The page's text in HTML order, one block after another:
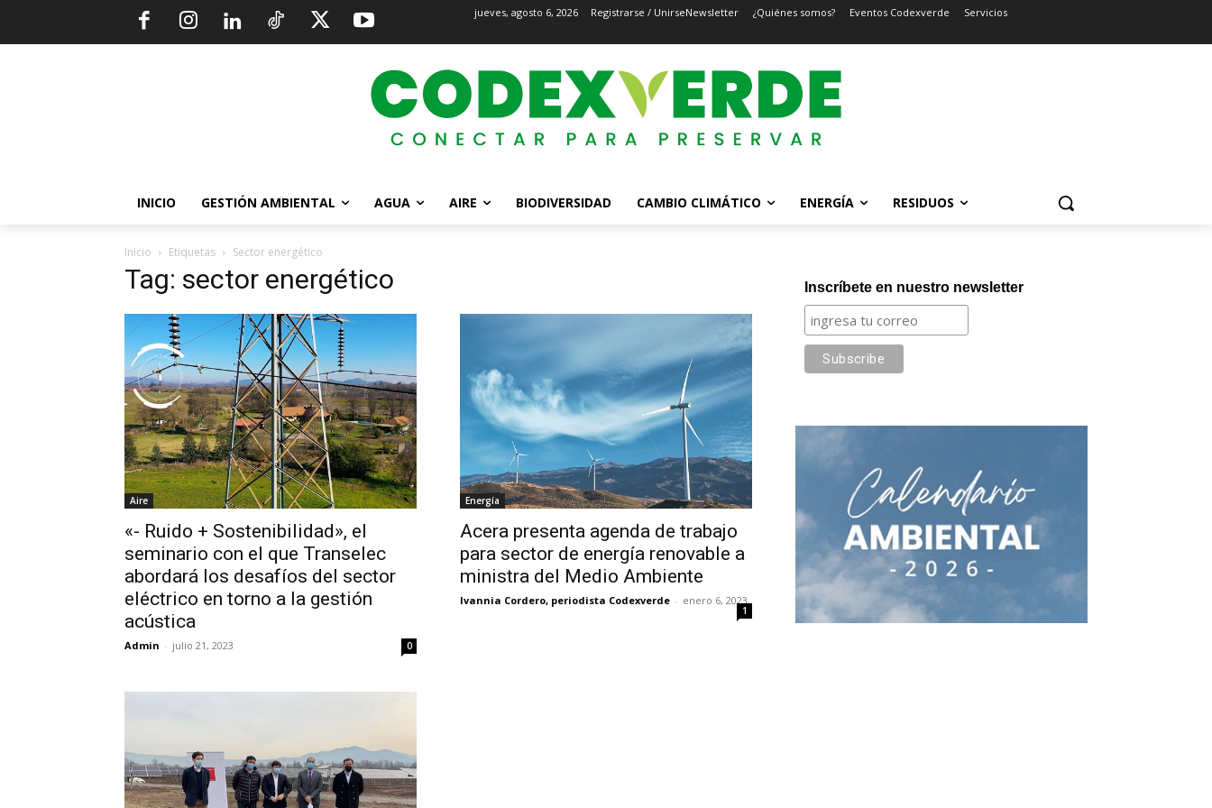
jueves, agosto 6, 2026 Registrarse / UnirseNewsletter ¿Quiénes somos? Eventos Codexverde Servicios
INICIO GESTIÓN AMBIENTAL AGUA AIRE BIODIVERSIDAD CAMBIO CLIMÁTICO ENERGÍA RESIDUOS
Inicio Etiquetas Sector energético
Tag: sector energético
Aire
«- Ruido + Sostenibilidad», el
seminario con el que Transelec
abordará los desafíos del sector
eléctrico en torno a la gestión
acústica
Admin - julio 21, 2023 0
Energía
Acera presenta agenda de trabajo
para sector de energía renovable a
ministra del Medio Ambiente
Ivannia Cordero, periodista Codexverde - enero 6, 2023
1
Inscríbete en nuestro newsletter